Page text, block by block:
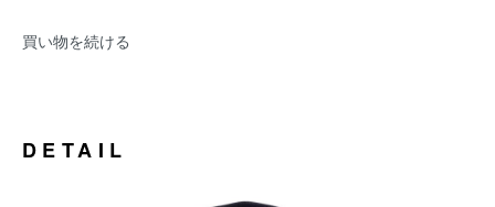
買い物を続ける
DETAIL